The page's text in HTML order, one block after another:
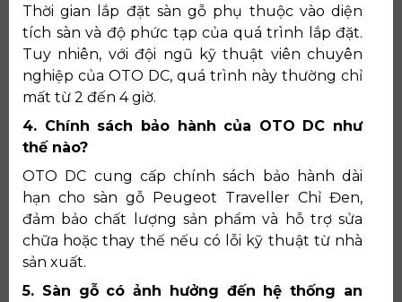
Thời gian lắp đặt sàn gỗ phụ thuộc vào diện
tích sàn và độ phức tạp của quá trình lắp đặt.
Tuy nhiên, với đội ngũ kỹ thuật viên chuyên
nghiệp của OTO DC, quá trình này thường chỉ
mất từ 2 đến 4 giờ.
4. Chính sách bảo hành của OTO DC như
thế nào?
OTO DC cung cấp chính sách bảo hành dài
hạn cho sàn gỗ Peugeot Traveller Chỉ Đen,
đảm bảo chất lượng sản phẩm và hỗ trợ sửa
chữa hoặc thay thế nếu có lỗi kỹ thuật từ nhà
sản xuất.
5. Sàn gỗ có ảnh hưởng đến hệ thống an